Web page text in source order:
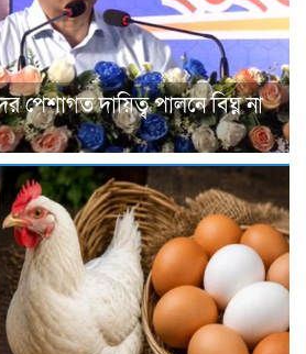
পেশাগত দায়িত্ব পালনে বিঘ্ন না